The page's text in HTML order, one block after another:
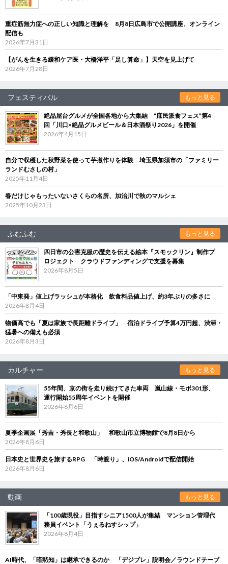
重症筋無力症への正しい知識と理解を 8月8日広島市で公開講座、オンライン
配信も
2026年7月31日
【がんを生きる緩和ケア医・大橋洋平「足し算命」】天空を見上げて
2026年7月28日
フェスティバル もっと見る
絶品屋台グルメが全国各地から大集結 “庶民派食フェス”第4
回「川口×絶品グルメビール＆日本酒祭り2026」を開催
2026年4月15日
自分で収穫した秋野菜を使って芋煮作りを体験 埼玉県加須市の「ファミリー
ランドむさしの村」
2025年11月4日
春だけじゃもったいないさくらの名所、加治川で秋のマルシェ
2025年10月23日
ふむふむ もっと見る
四日市の公害克服の歴史を伝える絵本『スモックリン』制作プ
ロジェクト クラウドファンディングで支援を募集
2026年8月5日
「中東発」値上げラッシュが本格化 飲食料品値上げ、約3年ぶりの多さに
2026年8月4日
物価高でも「夏は家族で長距離ドライブ」 宿泊ドライブ予算4万円超、渋滞・
猛暑への備えも必須
2026年8月3日
カルチャー もっと見る
55年間、京の街を走り続けてきた車両 嵐山線・モボ301形、
運行開始55周年イベントを開催
2026年8月6日
夏季企画展「秀吉・秀長と和歌山」 和歌山市立博物館で8月8日から
2026年8月6日
日本史と世界史を旅するRPG 「時渡り」、iOS/Androidで配信開始
2026年8月6日
動画 もっと見る
「100歳現役」目指すシニア1500人が集結 マンション管理代
務員イベント「うぇるねすシップ」
2026年8月4日
AI時代、「暗黙知」は継承できるのか 「デジブレ」説明会／ラウンドテーブ